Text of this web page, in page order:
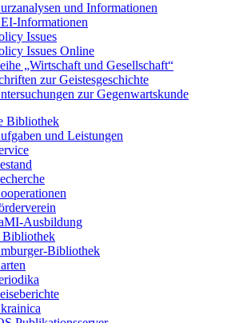
und Informationen
Informationen
Issues
Issues Online
„Wirtschaft und Gesellschaft“
zur Geistesgeschichte
zur Gegenwartskunde
Bibliothek
und Leistungen
Ausbildung
Bibliothek